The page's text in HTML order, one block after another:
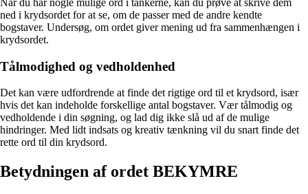
Når du har nogle mulige ord i tankerne, kan du prøve at skrive dem
ned i krydsordet for at se, om de passer med de andre kendte
bogstaver. Undersøg, om ordet giver mening ud fra sammenhængen i
krydsordet.
Tålmodighed og vedholdenhed
Det kan være udfordrende at finde det rigtige ord til et krydsord, især
hvis det kan indeholde forskellige antal bogstaver. Vær tålmodig og
vedholdende i din søgning, og lad dig ikke slå ud af de mulige
hindringer. Med lidt indsats og kreativ tænkning vil du snart finde det
rette ord til din krydsord.
Betydningen af ordet BEKYMRE